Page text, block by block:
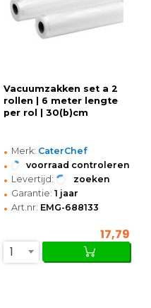
Vacuumzakken set a 2
rollen | 6 meter lengte
per rol | 30(b)cm
• Merk: CaterChef
• voorraad controleren
• Levertijd: zoeken
• Garantie: 1 jaar
• Art.nr: EMG-688133
17,79
1